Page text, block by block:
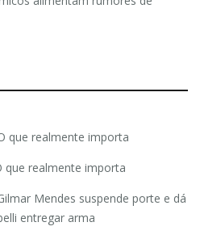
que realmente importa
que realmente importa
Mendes suspende porte e dá
entregar arma